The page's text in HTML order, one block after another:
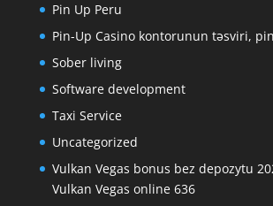
Pin Up Peru
Pin-Up Casino kontorunun təsviri,
Sober living
Software development
Taxi Service
Uncategorized
Vulkan Vegas bonus bez depozytu
Vulkan Vegas online 636